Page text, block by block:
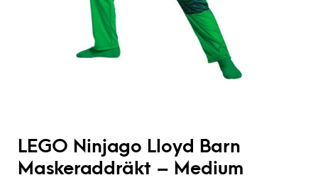
LEGO Ninjago Lloyd Barn
Maskeraddräkt – Medium